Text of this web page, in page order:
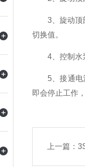
3、旋动顶部
切换值。
4、控制水泵
5、接通电源
即会停止工作
上一篇：